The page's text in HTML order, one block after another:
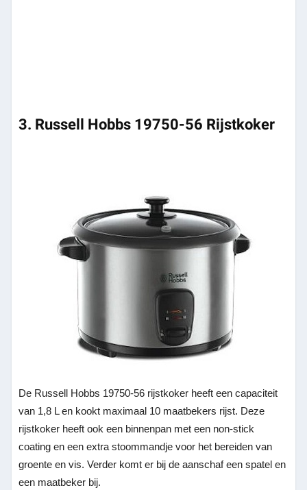
3. Russell Hobbs 19750-56 Rijstkoker
De Russell Hobbs 19750-56 rijstkoker heeft een capaciteit
van 1,8 L en kookt maximaal 10 maatbekers rijst. Deze
rijstkoker heeft ook een binnenpan met een non-stick
coating en een extra stoommandje voor het bereiden van
groente en vis. Verder komt er bij de aanschaf een spatel en
een maatbeker bij.